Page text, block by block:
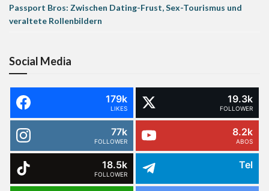
Passport Bros: Zwischen Dating-Frust, Sex-Tourismus und
veraltete Rollenbildern
Social Media
179k
LIKES
19.3k
FOLLOWER
77k
FOLLOWER
8.2k
ABOS
18.5k
FOLLOWER
Tel